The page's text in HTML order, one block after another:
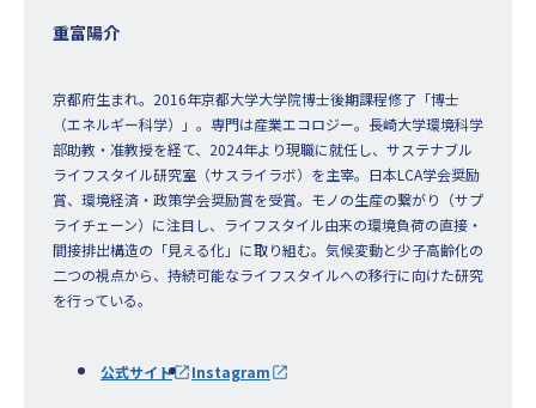
重富陽介
京都府生まれ。2016年京都大学大学院博士後期課程修了「博士
（エネルギー科学）」。専門は産業エコロジー。長崎大学環境科学
部助教・准教授を経て、2024年より現職に就任し、サステナブル
ライフスタイル研究室（サスライラボ）を主宰。日本LCA学会奨励
賞、環境経済・政策学会奨励賞を受賞。モノの生産の繋がり（サプ
ライチェーン）に注目し、ライフスタイル由来の環境負荷の直接・
間接排出構造の「見える化」に取り組む。気候変動と少子高齢化の
二つの視点から、持続可能なライフスタイルへの移行に向けた研究
を行っている。
公式サイト Instagram